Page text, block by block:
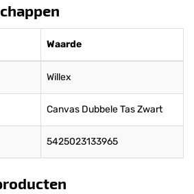
Waarde
Willex
Canvas Dubbele Tas Zwart
5425023133965